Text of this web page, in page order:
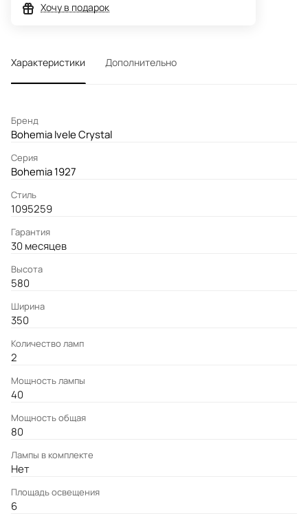
Хочу в подарок
Характеристики Дополнительно
Бренд
Bohemia Ivele Crystal
Серия
Bohemia 1927
Стиль
1095259
Гарантия
30 месяцев
Высота
580
Ширина
350
Количество ламп
2
Мощность лампы
40
Мощность общая
80
Лампы в комплекте
Нет
Площадь освещения
6